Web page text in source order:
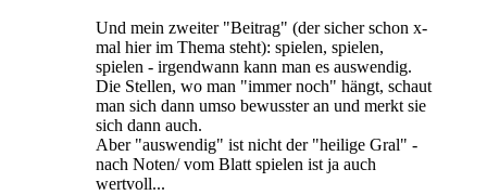
Und mein zweiter "Beitrag" (der sicher schon x-
mal hier im Thema steht): spielen, spielen,
spielen - irgendwann kann man es auswendig.
Die Stellen, wo man "immer noch" hängt, schaut
man sich dann umso bewusster an und merkt sie
sich dann auch.
Aber "auswendig" ist nicht der "heilige Gral" -
nach Noten/ vom Blatt spielen ist ja auch
wertvoll...